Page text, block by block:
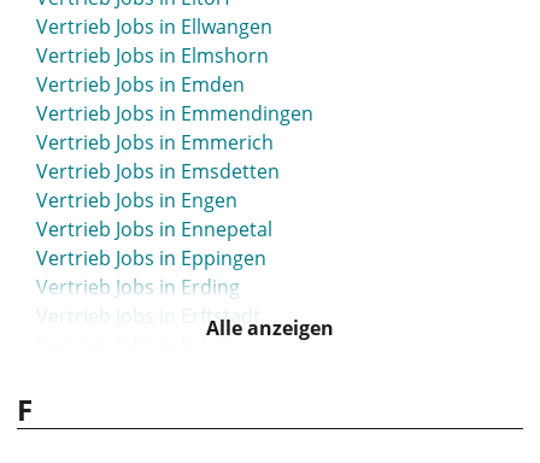
Vertrieb Jobs in Bünde
Vertrieb Jobs in Burgdorf
Vertrieb Jobs in Burghausen
Vertrieb Jobs in Burscheid
Vertrieb Jobs in Büsum
Vertrieb Jobs in Butzbach
Vertrieb Jobs in Bützow
Vertrieb Jobs in Buxtehude
Vertrieb Jobs in Ellwangen
Vertrieb Jobs in Elmshorn
Vertrieb Jobs in Emden
Vertrieb Jobs in Emmendingen
Vertrieb Jobs in Emmerich
Vertrieb Jobs in Emsdetten
Vertrieb Jobs in Engen
Vertrieb Jobs in Ennepetal
Vertrieb Jobs in Eppingen
Vertrieb Jobs in Erding
Vertrieb Jobs in Erftstadt
Vertrieb Jobs in Erkrath
Alle anzeigen
F